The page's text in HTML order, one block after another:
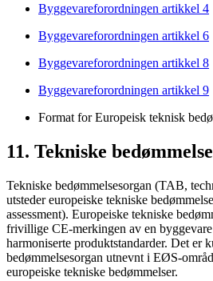
Byggevareforordningen artikkel 4
Byggevareforordningen artikkel 6
Byggevareforordningen artikkel 8
Byggevareforordningen artikkel 9
Format for Europeisk teknisk
11. Tekniske
Tekniske bedømmelsesorgan (TAB,
utsteder europeiske tekniske
assessment). Europeiske tekniske
frivillige CE-merkingen av en
harmoniserte produktstandarder. Det er
bedømmelsesorgan utnevnt i EØS-
europeiske tekniske bedømmelser.